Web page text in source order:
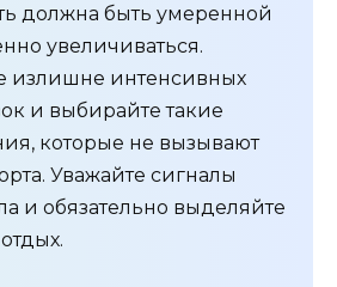
должна быть умеренной
увеличиваться.
излишне интенсивных
и выбирайте такие
которые не вызывают
Уважайте сигналы
и обязательно выделяйте